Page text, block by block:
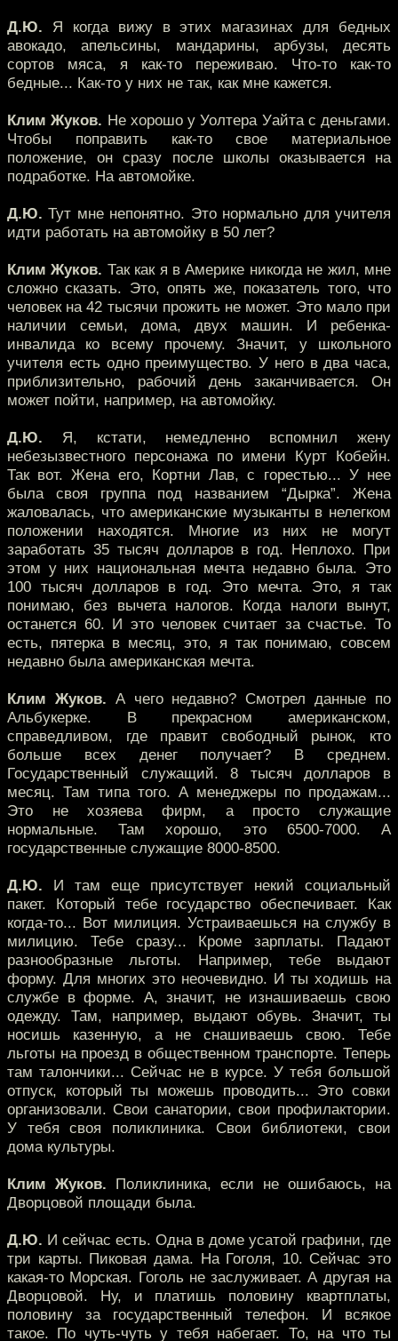
Д.Ю. Я когда вижу в этих магазинах для бедных
авокадо, апельсины, мандарины, арбузы, десять
сортов мяса, я как-то переживаю. Что-то как-то
бедные... Как-то у них не так, как мне кажется.
Клим Жуков. Не хорошо у Уолтера Уайта с деньгами.
Чтобы поправить как-то свое материальное
положение, он сразу после школы оказывается на
подработке. На автомойке.
Д.Ю. Тут мне непонятно. Это нормально для учителя
идти работать на автомойку в 50 лет?
Клим Жуков. Так как я в Америке никогда не жил, мне
сложно сказать. Это, опять же, показатель того, что
человек на 42 тысячи прожить не может. Это мало при
наличии семьи, дома, двух машин. И ребенка-
инвалида ко всему прочему. Значит, у школьного
учителя есть одно преимущество. У него в два часа,
приблизительно, рабочий день заканчивается. Он
может пойти, например, на автомойку.
Д.Ю. Я, кстати, немедленно вспомнил жену
небезызвестного персонажа по имени Курт Кобейн.
Так вот. Жена его, Кортни Лав, с горестью... У нее
была своя группа под названием “Дырка”. Жена
жаловалась, что американские музыканты в нелегком
положении находятся. Многие из них не могут
заработать 35 тысяч долларов в год. Неплохо. При
этом у них национальная мечта недавно была. Это
100 тысяч долларов в год. Это мечта. Это, я так
понимаю, без вычета налогов. Когда налоги вынут,
останется 60. И это человек считает за счастье. То
есть, пятерка в месяц, это, я так понимаю, совсем
недавно была американская мечта.
Клим Жуков. А чего недавно? Смотрел данные по
Альбукерке. В прекрасном американском,
справедливом, где правит свободный рынок, кто
больше всех денег получает? В среднем.
Государственный служащий. 8 тысяч долларов в
месяц. Там типа того. А менеджеры по продажам...
Это не хозяева фирм, а просто служащие
нормальные. Там хорошо, это 6500-7000. А
государственные служащие 8000-8500.
Д.Ю. И там еще присутствует некий социальный
пакет. Который тебе государство обеспечивает. Как
когда-то... Вот милиция. Устраиваешься на службу в
милицию. Тебе сразу... Кроме зарплаты. Падают
разнообразные льготы. Например, тебе выдают
форму. Для многих это неочевидно. И ты ходишь на
службе в форме. А, значит, не изнашиваешь свою
одежду. Там, например, выдают обувь. Значит, ты
носишь казенную, а не снашиваешь свою. Тебе
льготы на проезд в общественном транспорте. Теперь
там талончики... Сейчас не в курсе. У тебя большой
отпуск, который ты можешь проводить... Это совки
организовали. Свои санатории, свои профилактории.
У тебя своя поликлиника. Свои библиотеки, свои
дома культуры.
Клим Жуков. Поликлиника, если не ошибаюсь, на
Дворцовой площади была.
Д.Ю. И сейчас есть. Одна в доме усатой графини, где
три карты. Пиковая дама. На Гоголя, 10. Сейчас это
какая-то Морская. Гоголь не заслуживает. А другая на
Дворцовой. Ну, и платишь половину квартплаты,
половину за государственный телефон. И всякое
такое. По чуть-чуть у тебя набегает. То, на что ты